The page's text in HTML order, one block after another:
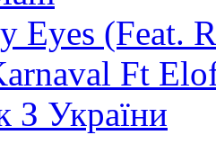
Eyes (Feat.
Ft
З України